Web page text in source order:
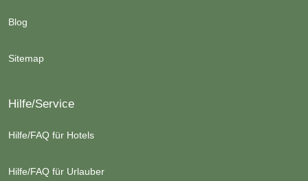
Blog
Sitemap
Hilfe/Service
Hilfe/FAQ für Hotels
Hilfe/FAQ für Urlauber